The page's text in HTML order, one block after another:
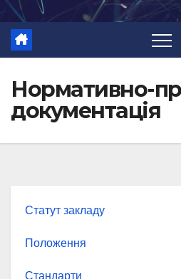
Нормативно-
документація
Статут закладу
Положення
Стандарти